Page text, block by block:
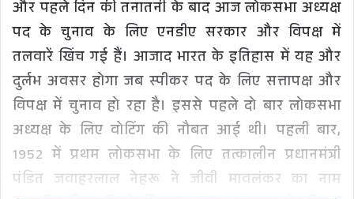
और पहले दिन की तनातनी के बाद आज लोकसभा अध्यक्ष
पद के चुनाव के लिए एनडीए सरकार और विपक्ष में
तलवारें खिंच गई हैं। आजाद भारत के इतिहास में यह और
दुर्लभ अवसर होगा जब स्पीकर पद के लिए सत्तापक्ष और
विपक्ष में चुनाव हो रहा है। इससे पहले दो बार लोकसभा
अध्यक्ष के लिए वोटिंग की नौबत आई थी। पहली बार,
1952 में प्रथम लोकसभा के लिए तत्कालीन प्रधानमंत्री
पंडित जवाहरलाल नेहरू ने जीवी मावलंकर का नाम